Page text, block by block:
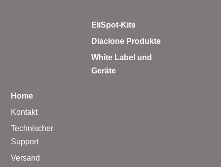
EliSpot-Kits
Diaclone Produkte
White Label und
Geräte
Home
Kontakt
Technischer
Support
Versand